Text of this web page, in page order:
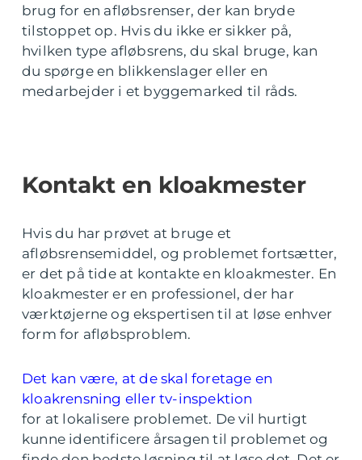
brug for en afløbsrenser, der kan bryde
tilstoppet op. Hvis du ikke er sikker på,
hvilken type afløbsrens, du skal bruge, kan
du spørge en blikkenslager eller en
medarbejder i et byggemarked til råds.
Kontakt en kloakmester
Hvis du har prøvet at bruge et
afløbsrensemiddel, og problemet fortsætter,
er det på tide at kontakte en kloakmester. En
kloakmester er en professionel, der har
værktøjerne og ekspertisen til at løse enhver
form for afløbsproblem.
Det kan være, at de skal foretage en
kloakrensning eller tv-inspektion
for at lokalisere problemet. De vil hurtigt
kunne identificere årsagen til problemet og